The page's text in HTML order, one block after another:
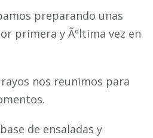
preparando unas
primera y Ãºltima vez en
nos reunimos para
de ensaladas y